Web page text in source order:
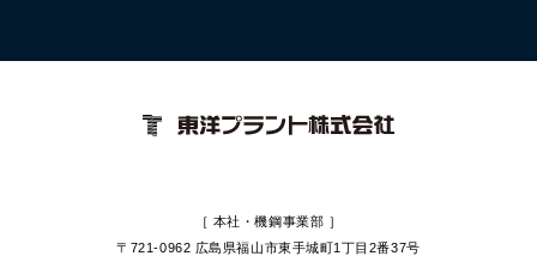
［ 本社・機鋼事業部 ］
〒721-0962 広島県福山市東手城町1丁目2番37号